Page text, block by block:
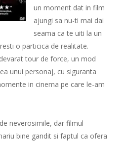
un moment dat in film
ajungi sa nu-ti mai dai
seama ca te uiti la un
o particica de realitate.
tour de force, un mod
unui personaj, cu siguranta
in cinema pe care le-am
neverosimile, dar filmul
bine gandit si faptul ca ofera